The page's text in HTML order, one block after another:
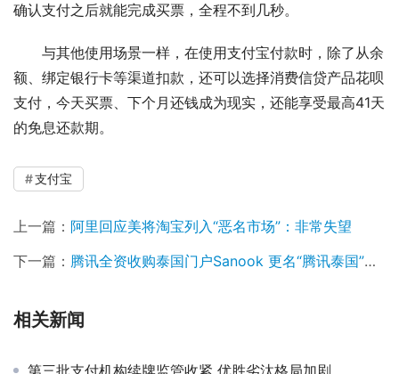
确认支付之后就能完成买票，全程不到几秒。
与其他使用场景一样，在使用支付宝付款时，除了从余
额、绑定银行卡等渠道扣款，还可以选择消费信贷产品花呗
支付，今天买票、下个月还钱成为现实，还能享受最高41天
的免息还款期。
支付宝
上一篇： 阿里回应美将淘宝列入“恶名市场”：非常失望
下一篇： 腾讯全资收购泰国门户Sanook 更名“腾讯泰国”公司
相关新闻